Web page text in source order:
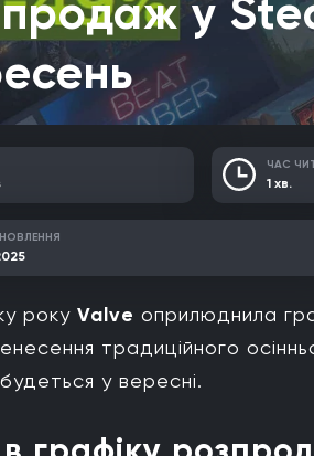
у
ЧАС
1 хв.
року Valve оприлюднила
традиційного
у вересні.